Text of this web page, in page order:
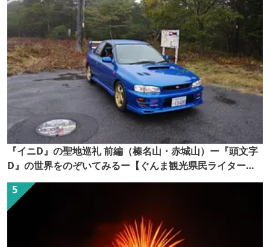
『イニD』の聖地巡礼 前編（榛名山・赤城山）ー『頭文字
D』の世界をのぞいてみるー【ぐんま観光県民ライター
（ぐん記者）】